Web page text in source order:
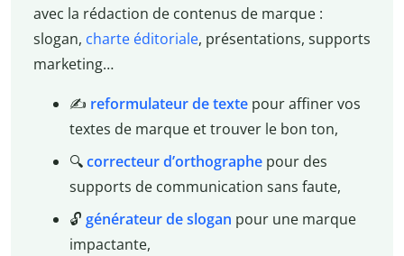
avec la rédaction de contenus de marque :
slogan, charte éditoriale, présentations, supports
marketing…
✍️ reformulateur de textepour affiner vos
textes de marque et trouver le bon ton,
🔍correcteur d’orthographepour des
supports de communication sans faute,
🔓 générateur de slogan pour une marque
impactante,